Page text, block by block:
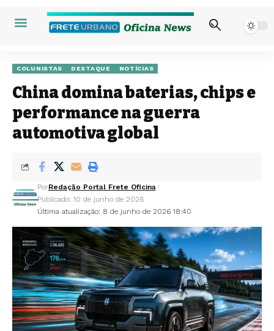
COLUNISTAS DESTAQUE NOTÍCIAS
China domina baterias, chips e
performance na guerra
automotiva global
Última atualização: 8 de junho de 2026 18:40
PorRedação Portal Frete Oficina
Publicado: 10 de junho de 2026